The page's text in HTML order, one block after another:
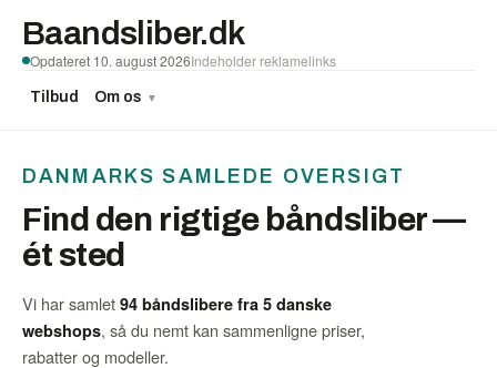
Baandsliber.dk
Tilbud Om os ▼
Opdateret 10. august 2026Indeholder reklamelinks
DANMARKS SAMLEDE OVERSIGT
Find den rigtige båndsliber —
ét sted
Vi har samlet 94 båndslibere fra 5 danske
webshops, så du nemt kan sammenligne priser,
rabatter og modeller.